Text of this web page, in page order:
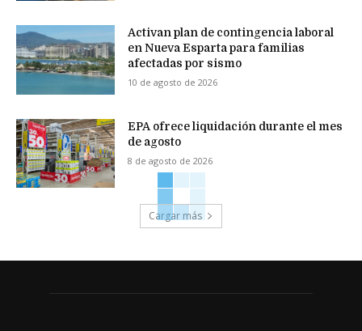
Activan plan de contingencia laboral
en Nueva Esparta para familias
afectadas por sismo
10 de agosto de 2026
EPA ofrece liquidación durante el mes
de agosto
8 de agosto de 2026
Cargar más